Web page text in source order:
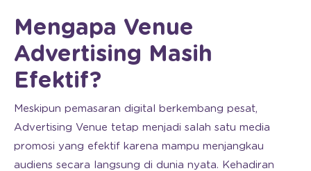
Mengapa Venue
Advertising Masih
Efektif?
Meskipun pemasaran digital berkembang pesat,
Advertising Venue tetap menjadi salah satu media
promosi yang efektif karena mampu menjangkau
audiens secara langsung di dunia nyata. Kehadiran